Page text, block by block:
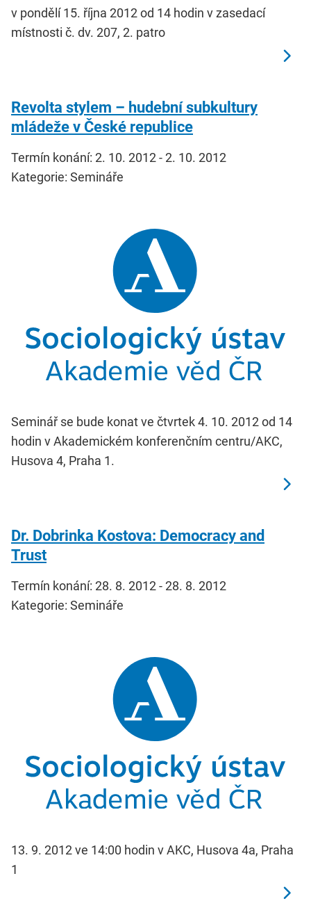
v pondělí 15. října 2012 od 14 hodin v zasedací
místnosti č. dv. 207, 2. patro
Revolta stylem – hudební subkultury
mládeže v České republice
Termín konání: 2. 10. 2012 - 2. 10. 2012
Kategorie: Semináře
Seminář se bude konat ve čtvrtek 4. 10. 2012 od 14
hodin v Akademickém konferenčním centru/AKC,
Husova 4, Praha 1.
Dr. Dobrinka Kostova: Democracy and
Trust
Termín konání: 28. 8. 2012 - 28. 8. 2012
Kategorie: Semináře
13. 9. 2012 ve 14:00 hodin v AKC, Husova 4a, Praha
1